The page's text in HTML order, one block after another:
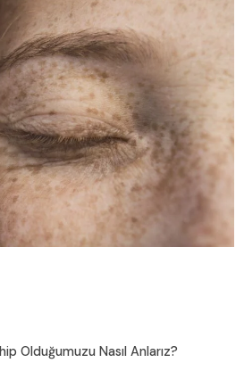
Olduğumuzu Nasıl Anlarız?